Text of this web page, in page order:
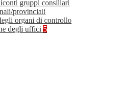
gruppi consiliari
provinciali
organi di controllo
degli uffici 5